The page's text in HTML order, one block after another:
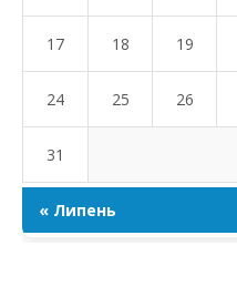
17 18 19
24 25 26
31
« Липень